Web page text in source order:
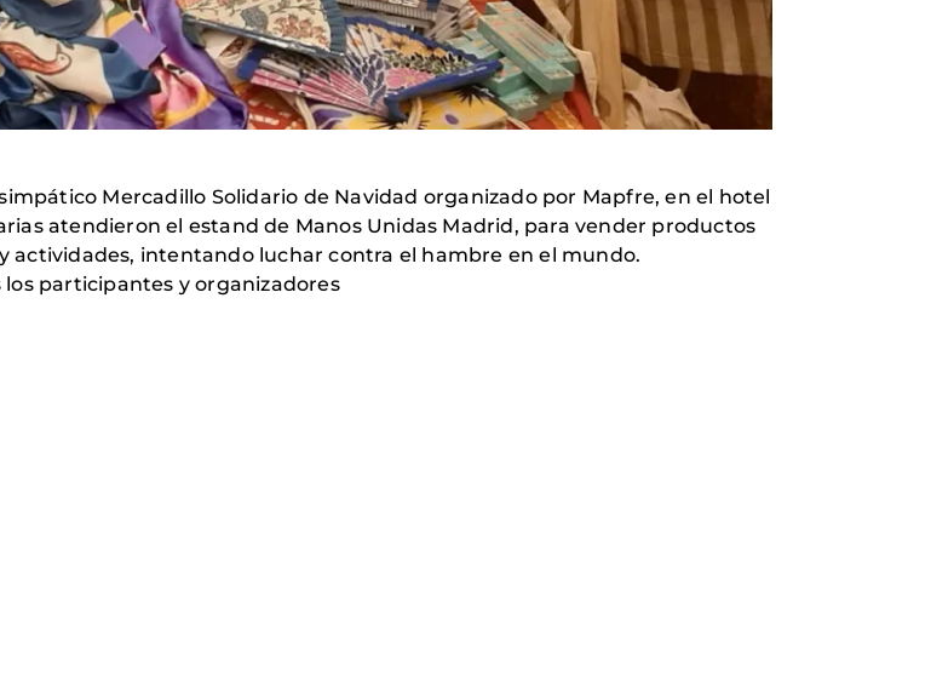
Mercadillo Solidario de Navidad organizado por Mapfre, en el hotel
atendieron el estand de Manos Unidas Madrid, para vender productos
actividades, intentando luchar contra el hambre en el mundo.
participantes y organizadores